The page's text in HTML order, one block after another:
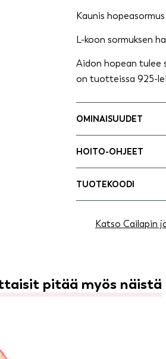
määrä
Kaunis
L-koon sormuksen
Aidon hopean tulee
on tuotteissa 925-
OMINAISUUDET
HOITO-OHJEET
TUOTEKOODI
Katso Cailapin
pitää myös näistä